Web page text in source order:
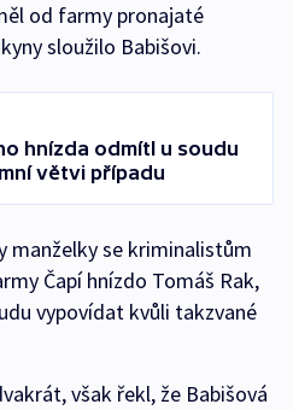
od farmy pronajaté
sloužilo Babišovi.
hnízda odmítl u soudu
větvi případu
manželky se kriminalistům
Čapí hnízdo Tomáš Rak,
vypovídat kvůli takzvané
však řekl, že Babišová